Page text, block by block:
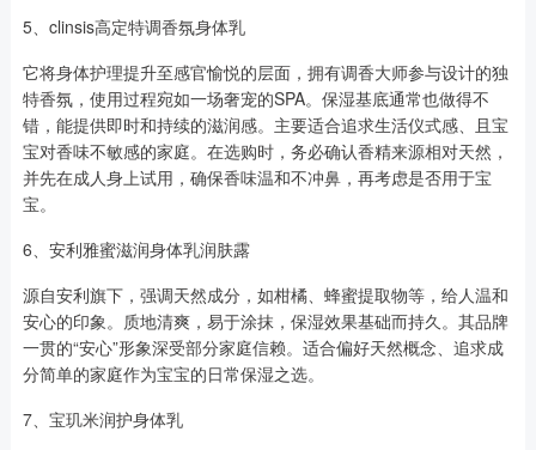
5、clinsis高定特调香氛身体乳
它将身体护理提升至感官愉悦的层面，拥有调香大师参与设计的独
特香氛，使用过程宛如一场奢宠的SPA。保湿基底通常也做得不
错，能提供即时和持续的滋润感。主要适合追求生活仪式感、且宝
宝对香味不敏感的家庭。在选购时，务必确认香精来源相对天然，
并先在成人身上试用，确保香味温和不冲鼻，再考虑是否用于宝
宝。
6、安利雅蜜滋润身体乳润肤露
源自安利旗下，强调天然成分，如柑橘、蜂蜜提取物等，给人温和
安心的印象。质地清爽，易于涂抹，保湿效果基础而持久。其品牌
一贯的“安心”形象深受部分家庭信赖。适合偏好天然概念、追求成
分简单的家庭作为宝宝的日常保湿之选。
7、宝玑米润护身体乳